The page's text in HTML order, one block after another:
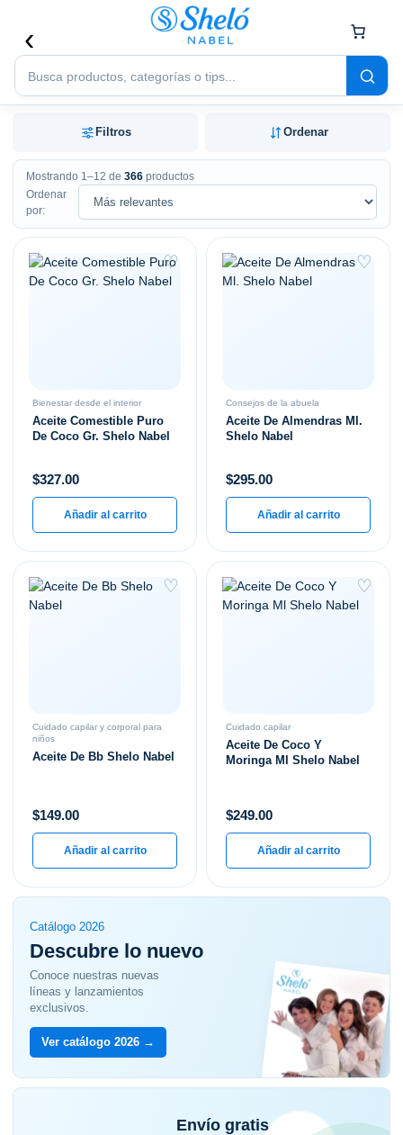
Buscar
productos
Filtros Ordenar
Mostrando 1–12 de 366 productos
Ordenar
por:
♡
Bienestar desde el interior
Aceite Comestible Puro
De Coco Gr. Shelo Nabel
$327.00
Añadir al carrito
♡
Consejos de la abuela
Aceite De Almendras Ml.
Shelo Nabel
$295.00
Añadir al carrito
♡
Cuidado capilar y corporal para
niños
Aceite De Bb Shelo Nabel
$149.00
Añadir al carrito
♡
Cuidado capilar
Aceite De Coco Y
Moringa Ml Shelo Nabel
$249.00
Añadir al carrito
Catálogo 2026
Descubre lo nuevo
Conoce nuestras nuevas
líneas y lanzamientos
exclusivos.
Ver catálogo 2026 →
Envío gratis